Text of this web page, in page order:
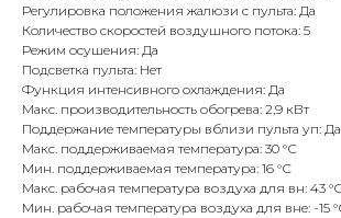
Регулировка положения жалюзи с пульта: Да
Количество скоростей воздушного потока: 5
Режим осушения: Да
Подсветка пульта: Нет
Функция интенсивного охлаждения: Да
Макс. производительность обогрева: 2,9 кВт
Поддержание температуры вблизи пульта уп: Да
Макс. поддерживаемая температура: 30 °С
Мин. поддерживаемая температура: 16 °С
Макс. рабочая температура воздуха для вн: 43
Мин. рабочая температура воздуха для вне: -15